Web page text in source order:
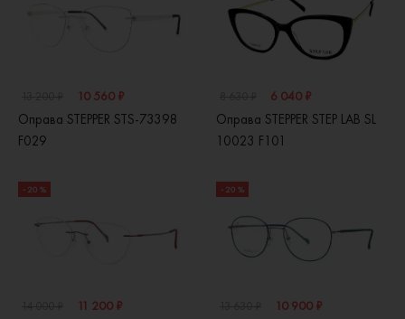
10 560 ₽
Оправа STEPPER STS-73398
F029
6 040 ₽
Оправа STEPPER STEP LAB SL
10023 F101
- 20 %
11 200 ₽
- 20 %
10 900 ₽